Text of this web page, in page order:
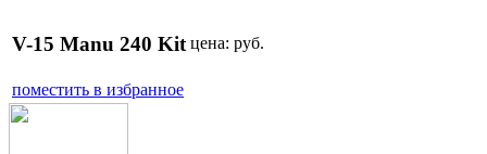
V-15 Manu 240 Kit цена: руб.
поместить в избранное